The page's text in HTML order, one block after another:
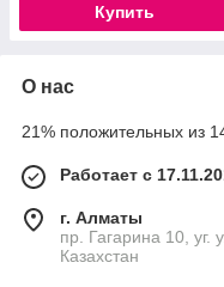
Купить
О нас
21% положительных из
Работает с
г. Алматы
пр. Гагарина 10, уг.
Казахстан